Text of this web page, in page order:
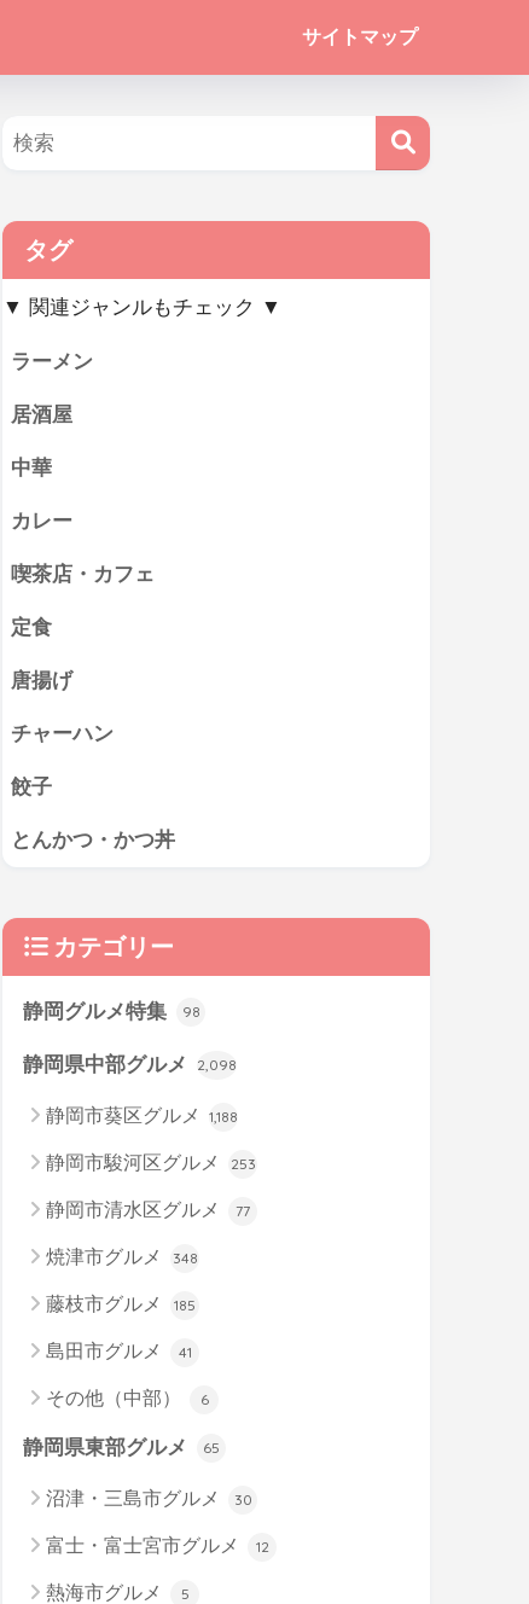
サイトマップ
タグ
▼ 関連ジャンルもチェック ▼
ラーメン
居酒屋
中華
カレー
喫茶店・カフェ
定食
唐揚げ
チャーハン
餃子
とんかつ・かつ丼
カテゴリー
静岡グルメ特集 98
静岡県中部グルメ 2,098
静岡市葵区グルメ 1,188
静岡市駿河区グルメ 253
静岡市清水区グルメ 77
焼津市グルメ 348
藤枝市グルメ 185
島田市グルメ 41
その他（中部） 6
静岡県東部グルメ 65
沼津・三島市グルメ 30
富士・富士宮市グルメ 12
熱海市グルメ 5